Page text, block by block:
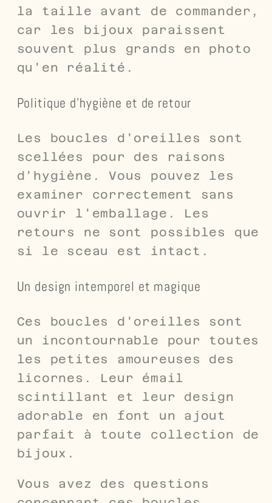
la taille avant de commander,
car les bijoux paraissent
souvent plus grands en photo
qu'en réalité.
Politique d'hygiène et de retour
Les boucles d'oreilles sont
scellées pour des raisons
d'hygiène. Vous pouvez les
examiner correctement sans
ouvrir l'emballage. Les
retours ne sont possibles que
si le sceau est intact.
Un design intemporel et magique
Ces boucles d'oreilles sont
un incontournable pour toutes
les petites amoureuses des
licornes. Leur émail
scintillant et leur design
adorable en font un ajout
parfait à toute collection de
bijoux.
Vous avez des questions